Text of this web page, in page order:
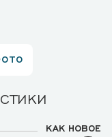
КАК НОВОЕ